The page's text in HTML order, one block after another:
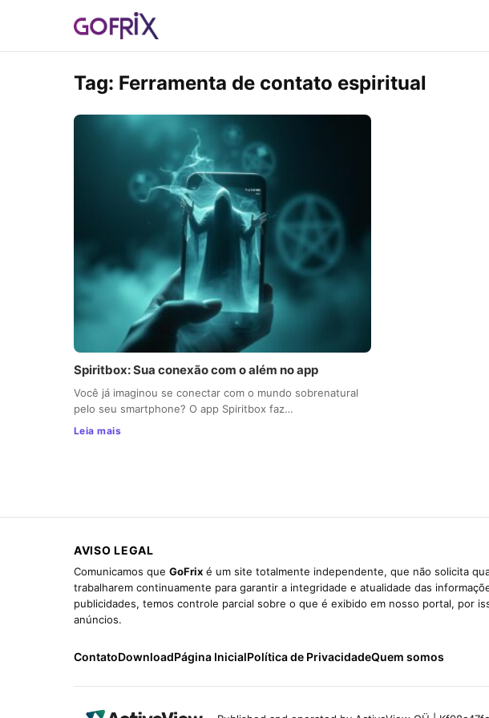
Tag: Ferramenta de contato espiritual
Spiritbox: Sua conexão com o além no app
Você já imaginou se conectar com o mundo sobrenatural
pelo seu smartphone? O app Spiritbox faz…
Leia mais
AVISO LEGAL
Comunicamos que GoFrix é um site totalmente independente, que não solicita
trabalharem continuamente para garantir a integridade e atualidade das
publicidades, temos controle parcial sobre o que é exibido em nosso portal, por
anúncios.
ContatoDownloadPágina InicialPolítica de PrivacidadeQuem somos